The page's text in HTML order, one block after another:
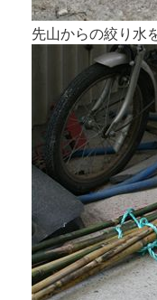
先山からの絞り水